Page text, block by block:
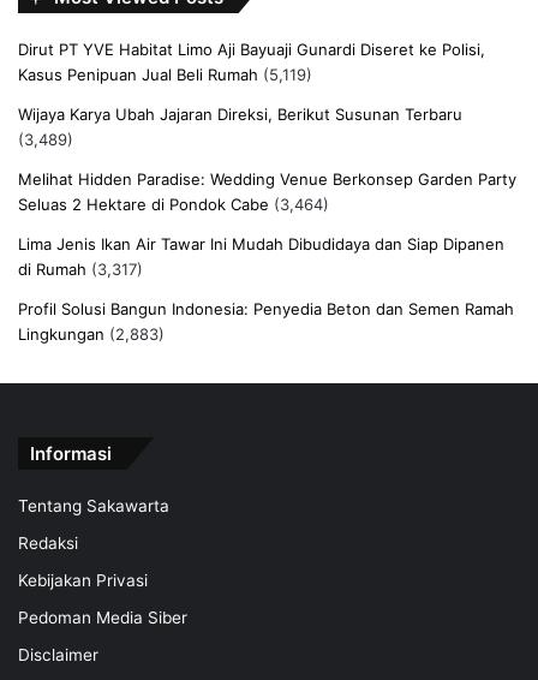
Dirut PT YVE Habitat Limo Aji Bayuaji Gunardi Diseret ke Polisi,
Kasus Penipuan Jual Beli Rumah (5,119)
Wijaya Karya Ubah Jajaran Direksi, Berikut Susunan Terbaru
(3,489)
Melihat Hidden Paradise: Wedding Venue Berkonsep Garden Party
Seluas 2 Hektare di Pondok Cabe (3,464)
Lima Jenis Ikan Air Tawar Ini Mudah Dibudidaya dan Siap Dipanen
di Rumah (3,317)
Profil Solusi Bangun Indonesia: Penyedia Beton dan Semen Ramah
Lingkungan (2,883)
Informasi
Tentang Sakawarta
Redaksi
Kebijakan Privasi
Pedoman Media Siber
Disclaimer